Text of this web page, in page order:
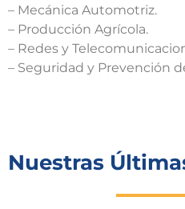
– Mecánica Automotriz.
– Producción Agrícola.
– Redes y
– Seguridad y Prevención
Nuestras